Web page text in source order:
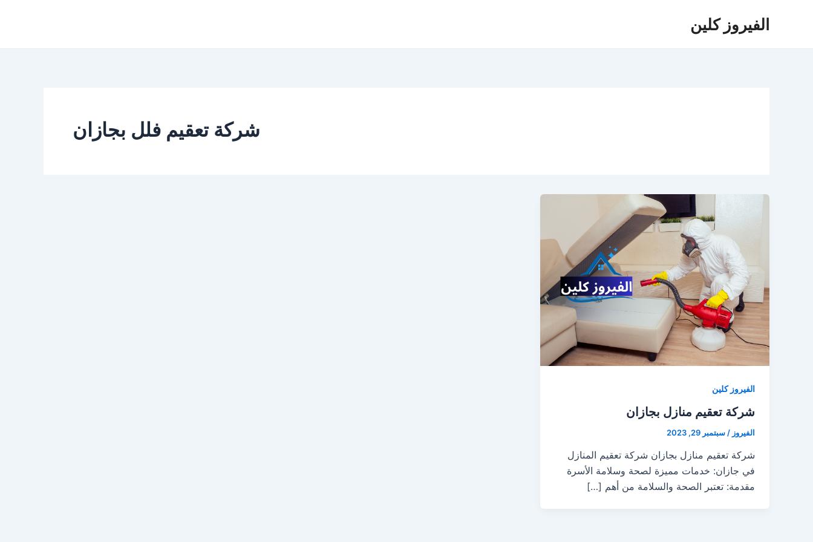
الفيروز كلين
شركة تعقيم فلل بجازان
الفيروز كلين
شركة تعقيم منازل بجازان
الفيروز / سبتمبر 29, 2023
شركة تعقيم منازل بجازان شركة تعقيم المنازل
في جازان: خدمات مميزة لصحة وسلامة الأسرة
مقدمة: تعتبر الصحة والسلامة من أهم […]